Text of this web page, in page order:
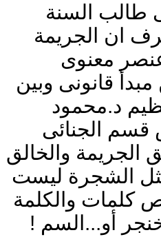
فى تعلقيى رقم 58 إلى طالب السنة
ان الجريمة
معنوى
قانونى وبين
د.محمود
) - رئيس قسم الجنائى
الجريمة والخالق
الشجرة ليست
كلمات والكلمة
أو...السم !